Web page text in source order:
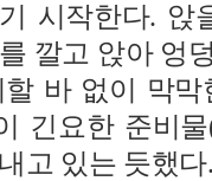
시작한다. 앉
깔고 앉아 엉
바 없이 막
긴요한 준비
고 있는 듯했다